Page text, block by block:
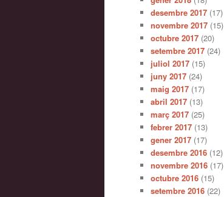
desembre 2017 (17)
novembre 2017 (15)
octubre 2017 (20)
setembre 2017 (24)
juliol 2017 (15)
juny 2017 (24)
maig 2017 (17)
abril 2017 (13)
març 2017 (25)
febrer 2017 (13)
gener 2017 (17)
desembre 2016 (12)
novembre 2016 (17)
octubre 2016 (15)
setembre 2016 (22)